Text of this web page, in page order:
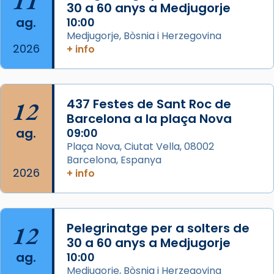
Mons. David Abadías.
📸 Dr. G. Simón
Photo
View on Facebook · Share
Arquebisbat de Barcelona
2 weeks ago
Memòria de les santes Juliana i
Semproniana, verges i màrtirs.
Acompanyant la història de sant Cugat, a
partir de l’Edat Mitjana sorgeix la tradició
que les santes Juliana (“relatiu a Júlia”) i
Semproniana (“relatiu a Semprònia =
eterna”) són deixebles seves. I l’any 1667, el
frare Joan Gaspar Roig, afirma en una obra
que les santes són filles de l’antiga Iluro.
ag.
2026
30 a 60 anys a Medjugorje
10:00
Medjugorje, Bòsnia i Herzegovina
+ info
12
ag.
2026
437 Festes de Sant Roc de
Barcelona a la plaça Nova
09:00
Plaça Nova, Ciutat Vella, 08002
Barcelona, Espanya
+ info
12
ag.
Pelegrinatge per a solters de
30 a 60 anys a Medjugorje
10:00
Medjugorje, Bòsnia i Herzegovina